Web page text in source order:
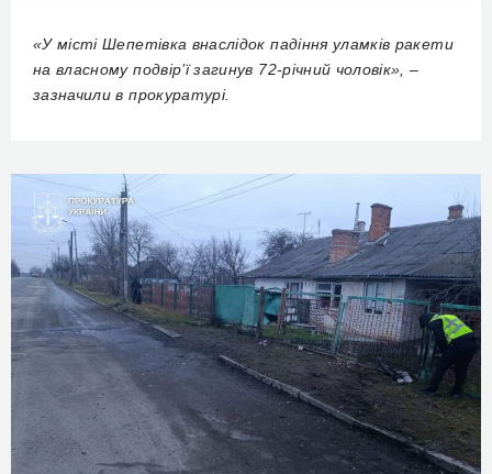
«У місті Шепетівка внаслідок падіння уламків ракети
на власному подвір’ї загинув 72-річний чоловік», –
зазначили в прокуратурі.